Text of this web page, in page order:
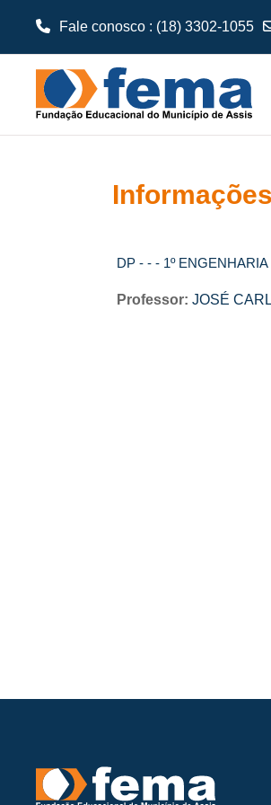
Fale conosco : (18) 3302-1055
DP - - - 1º
Professor: JOSÉ